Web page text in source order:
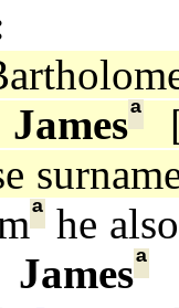
Jamesª
ªhe also
Jamesª